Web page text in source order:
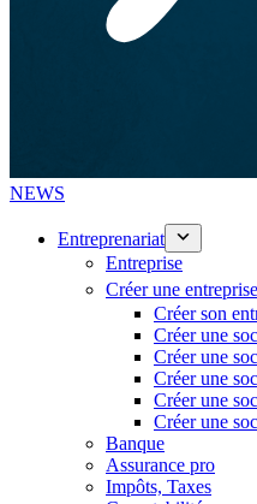
NEWS
Entreprenariat
Entreprise
Créer une entreprise
Créer son
Créer une
Créer une
Créer une
Créer une
Créer une
Banque
Assurance pro
Impôts, Taxes